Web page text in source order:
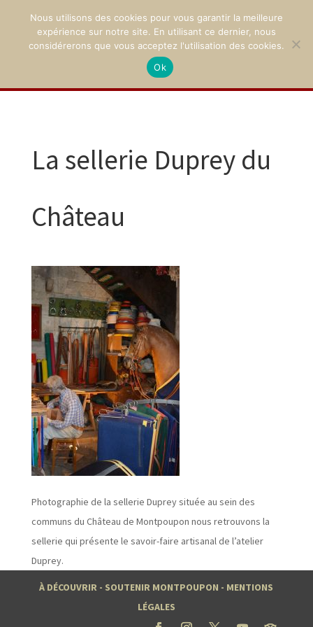
02 47 94 21 15
La sellerie Duprey du
Château
Photographie de la sellerie Duprey située au sein des
communs du Château de Montpoupon nous retrouvons la
sellerie qui présente le savoir-faire artisanal de l’atelier
Duprey.
À DÉCOUVRIR - SOUTENIR MONTPOUPON - MENTIONS
LÉGALES
Nous utilisons des cookies pour vous garantir la meilleure
expérience sur notre site. En utilisant ce dernier, nous
considérerons que vous acceptez l'utilisation des cookies.
Ok